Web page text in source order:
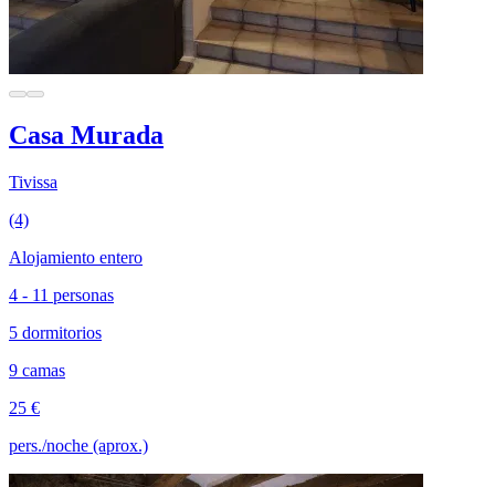
Casa Murada
Tivissa
(4)
Alojamiento entero
4 - 11 personas
5 dormitorios
9 camas
25 €
pers./noche (aprox.)